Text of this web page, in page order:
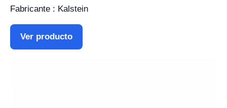
Fabricante : Kalstein
Ver producto